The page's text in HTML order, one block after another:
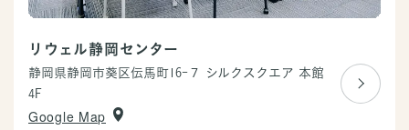
リウェル静岡センター
静岡県静岡市葵区伝馬町16-７ シルクスクエア 本館
4F
Google Map